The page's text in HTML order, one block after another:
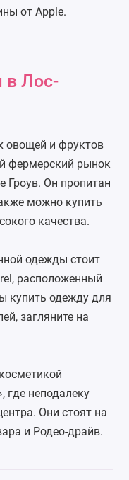
от Apple.
в Лос-
овощей и фруктов
фермерский рынок
Гроув. Он пропитан
можно купить
качества.
одежды стоит
расположенный
купить одежду для
загляните на
где неподалеку
Они стоят на
и Родео-драйв.